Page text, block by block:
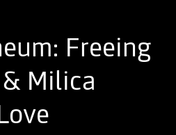
Freeing
Milica